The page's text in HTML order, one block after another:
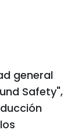
general
Safety",